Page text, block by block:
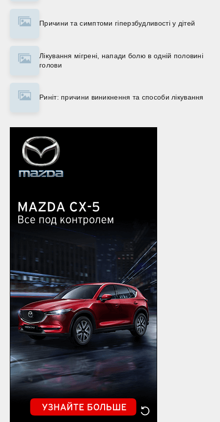
Причини та симптоми гіперзбудливості у дітей
Лікування мігрені, напади болю в одній половині
голови
Риніт: причини виникнення та способи лікування